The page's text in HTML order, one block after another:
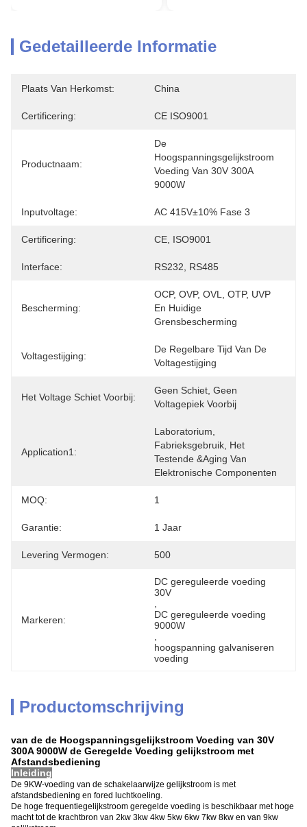
Gedetailleerde Informatie
Plaats Van Herkomst: China
Certificering: CE ISO9001
Productnaam:
De
Hoogspanningsgelijkstroom
Voeding Van 30V 300A
9000W
Inputvoltage: AC 415V±10% Fase 3
Certificering: CE, ISO9001
Interface: RS232, RS485
Bescherming:
OCP, OVP, OVL, OTP, UVP
En Huidige
Grensbescherming
Voltagestijging:
De Regelbare Tijd Van De
Voltagestijging
Het Voltage Schiet Voorbij:
Geen Schiet, Geen
Voltagepiek Voorbij
Application1:
Laboratorium,
Fabrieksgebruik, Het
Testende &Aging Van
Elektronische Componenten
MOQ: 1
Garantie: 1 Jaar
Levering Vermogen: 500
Markeren:
DC gereguleerde voeding
30V
DC gereguleerde voeding
9000W
hoogspanning galvaniseren
voeding
Productomschrijving
van de de Hoogspanningsgelijkstroom Voeding van 30V
300A 9000W de Geregelde Voeding gelijkstroom met
Afstandsbediening
Inleiding
De 9KW-voeding van de schakelaarwijze gelijkstroom is met
afstandsbediening en fored luchtkoeling.
De hoge frequentiegelijkstroom geregelde voeding is beschikbaar met hoge
macht tot de krachtbron van 2kw 3kw 4kw 5kw 6kw 7kw 8kw en van 9kw